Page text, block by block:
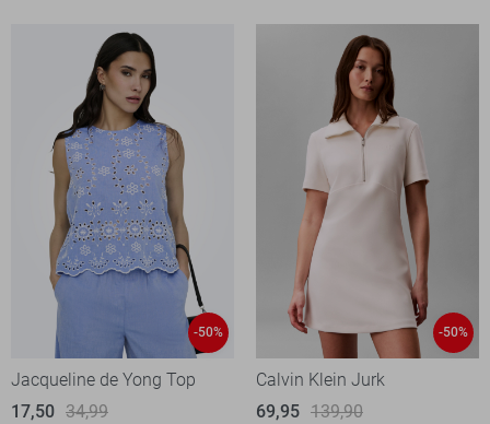
-50%
Jacqueline de Yong Top
17,50 34,99
-50%
Calvin Klein Jurk
69,95 139,90